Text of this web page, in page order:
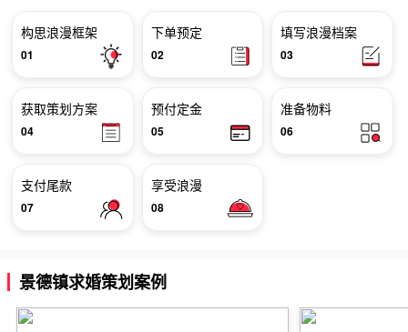
构思浪漫框架
01
下单预定
02
填写浪漫档案
03
获取策划方案
04
预付定金
05
准备物料
06
支付尾款
07
享受浪漫
08
景德镇求婚策划案例